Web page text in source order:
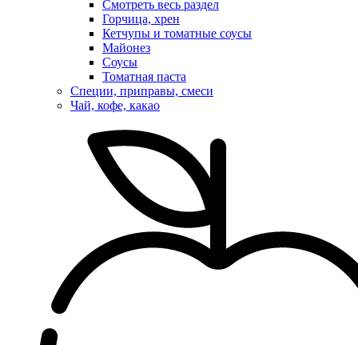
Смотреть весь раздел
Горчица, хрен
Кетчупы и томатные соусы
Майонез
Соусы
Томатная паста
Специи, приправы, смеси
Чай, кофе, какао